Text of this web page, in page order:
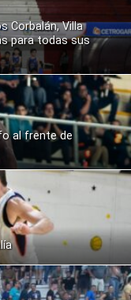
Corbalán, Villa
para todas sus
al frente de